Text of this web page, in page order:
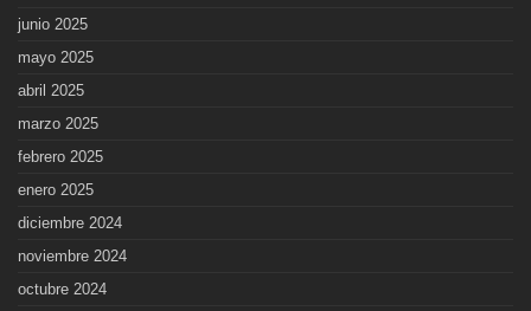
junio 2025
mayo 2025
abril 2025
marzo 2025
febrero 2025
enero 2025
diciembre 2024
noviembre 2024
octubre 2024